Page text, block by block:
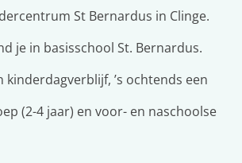
St Bernardus in Clinge.
je in basisschool St. Bernardus.
kinderdagverblijf, ’s ochtends een
(2-4 jaar) en voor- en naschoolse